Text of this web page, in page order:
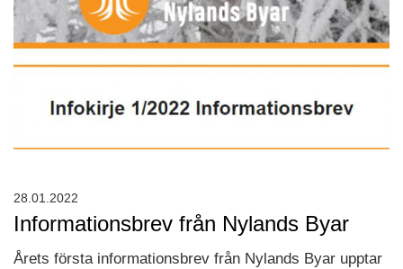
Informationsbrev från Nylands Byar
Årets första informationsbrev från Nylands Byar upptar
28.01.2022